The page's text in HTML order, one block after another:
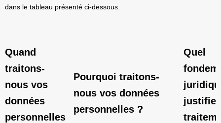
dans le tableau présenté ci-dessous.
Quand
traitons-
nous vos
données
personnelles
Pourquoi traitons-
nous vos données
personnelles ?
Quel
justifie